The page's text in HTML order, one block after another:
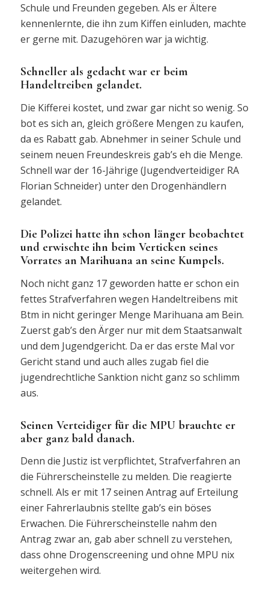
Schule und Freunden gegeben. Als er Ältere
kennenlernte, die ihn zum Kiffen einluden, machte
er gerne mit. Dazugehören war ja wichtig.
Schneller als gedacht war er beim
Handeltreiben gelandet.
Die Kifferei kostet, und zwar gar nicht so wenig. So
bot es sich an, gleich größere Mengen zu kaufen,
da es Rabatt gab. Abnehmer in seiner Schule und
seinem neuen Freundeskreis gab’s eh die Menge.
Schnell war der 16-Jährige (Jugendverteidiger RA
Florian Schneider) unter den Drogenhändlern
gelandet.
Die Polizei hatte ihn schon länger beobachtet
und erwischte ihn beim Verticken seines
Vorrates an Marihuana an seine Kumpels.
Noch nicht ganz 17 geworden hatte er schon ein
fettes Strafverfahren wegen Handeltreibens mit
Btm in nicht geringer Menge Marihuana am Bein.
Zuerst gab’s den Ärger nur mit dem Staatsanwalt
und dem Jugendgericht. Da er das erste Mal vor
Gericht stand und auch alles zugab fiel die
jugendrechtliche Sanktion nicht ganz so schlimm
aus.
Seinen Verteidiger für die MPU brauchte er
aber ganz bald danach.
Denn die Justiz ist verpflichtet, Strafverfahren an
die Führerscheinstelle zu melden. Die reagierte
schnell. Als er mit 17 seinen Antrag auf Erteilung
einer Fahrerlaubnis stellte gab’s ein böses
Erwachen. Die Führerscheinstelle nahm den
Antrag zwar an, gab aber schnell zu verstehen,
dass ohne Drogenscreening und ohne MPU nix
weitergehen wird.